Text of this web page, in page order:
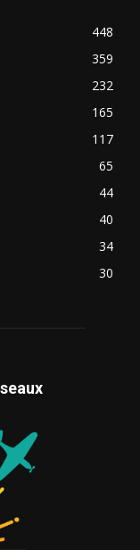
448
359
232
165
117
65
44
40
34
30